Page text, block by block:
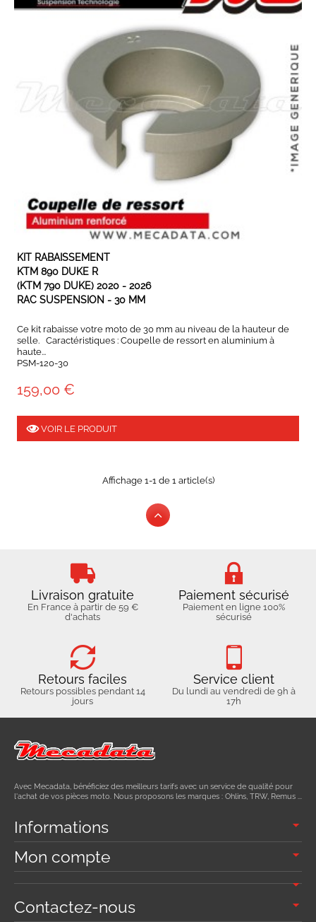
KIT RABAISSEMENT
KTM 890 DUKE R
(KTM 790 DUKE) 2020 - 2026
RAC SUSPENSION - 30 MM
Ce kit rabaisse votre moto de 30 mm au niveau de la hauteur de
selle. Caractéristiques : Coupelle de ressort en aluminium à
haute...
PSM-120-30
159,00 €
VOIR LE PRODUIT
Affichage 1-1 de 1 article(s)
Livraison gratuite
En France à partir de 59 €
d'achats
Paiement sécurisé
Paiement en ligne 100%
sécurisé
Retours faciles
Retours possibles pendant 14
jours
Service client
Du lundi au vendredi de 9h à
17h
Avec Mecadata, bénéficiez des meilleurs tarifs avec un service de qualité pour
l'achat de vos pièces moto. Nous proposons les marques : Ohlins, TRW, Remus ...
Informations
Mon compte
Contactez-nous